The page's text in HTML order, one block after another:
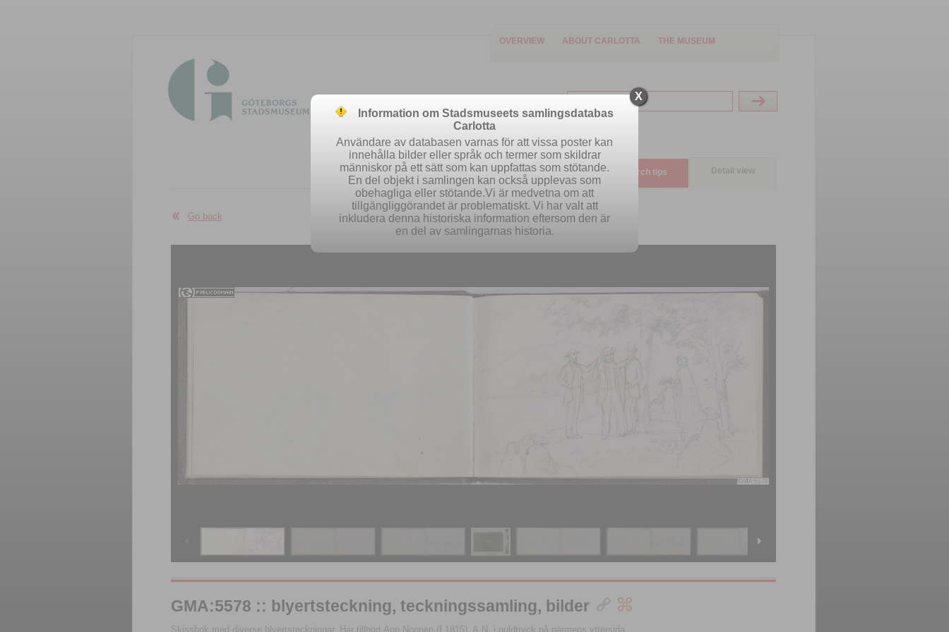
OVERVIEW ABOUT CARLOTTA THE MUSEUM
Easy search Advanced search Search tips Detail view
Go back
GMA:5578 :: blyertsteckning, teckningssamling, bilder
Skissbok med diverse blyertsteckningar. Har tillhört Ann Nonnen (f.1815). A.N. i guldtryck på pärmens yttersida.
X
Information om Stadsmuseets samlingsdatabas
Carlotta
Användare av databasen varnas för att vissa poster kan
innehålla bilder eller språk och termer som skildrar
människor på ett sätt som kan uppfattas som stötande.
En del objekt i samlingen kan också upplevas som
obehagliga eller stötande.Vi är medvetna om att
tillgängliggörandet är problematiskt. Vi har valt att
inkludera denna historiska information eftersom den är
en del av samlingarnas historia.